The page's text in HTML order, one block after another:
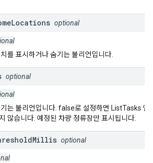
Locations optional
를 표시하거나 숨기는 불리언입니다.
optional
는 불리언입니다. false로 설정하면 ListTasks 엔
않습니다. 예정된 차량 정류장만 표시됩니다.
Millis optional